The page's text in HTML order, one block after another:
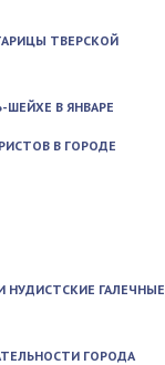
ТВЕРСКОЙ
В ЯНВАРЕ
В ГОРОДЕ
НУДИСТСКИЕ ГАЛЕЧНЫЕ
ГОРОДА